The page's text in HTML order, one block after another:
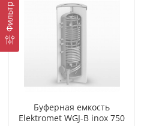
Фильтр
Буферная емкость
Elektromet WGJ-B inox 750